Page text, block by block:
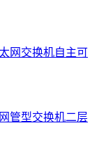
网交换机自主可
管型交换机二层